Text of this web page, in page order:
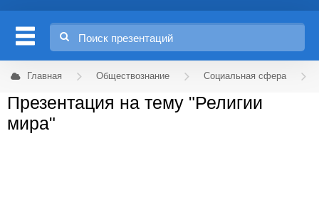
Главная Обществознание Социальная сфера
Презентация на тему "Религии
мира"